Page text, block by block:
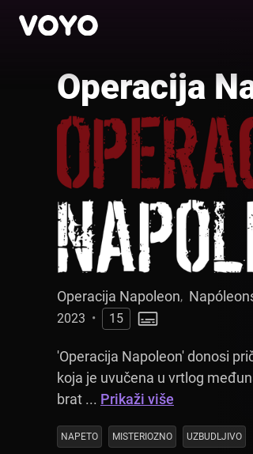
Operacija
Operacija Napoleon,
2023 • 15
'Operacija Napoleon' donosi
koja je uvučena u vrtlog
brat ... Prikaži više
NAPETO MISTERIOZNO UZBUDLJIVO